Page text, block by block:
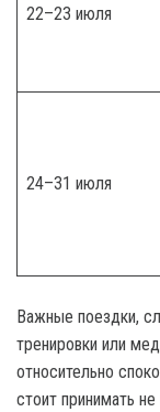
22–23 июля
24–31 июля
Важные поездки,
тренировки или
относительно
стоит принимать